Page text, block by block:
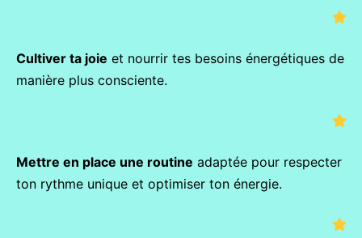
Cultiver ta joie et nourrir tes besoins énergétiques de
manière plus consciente.
Mettre en place une routine adaptée pour respecter
ton rythme unique et optimiser ton énergie.